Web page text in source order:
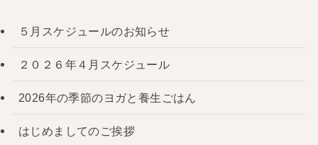
５月スケジュールのお知らせ
２０２６年４月スケジュール
2026年の季節のヨガと養生ごはん
はじめましてのご挨拶